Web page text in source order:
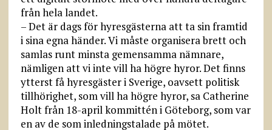
från hela landet.
– Det är dags för hyresgästerna att ta sin framtid
i sina egna händer. Vi måste organisera brett och
samlas runt minsta gemensamma nämnare,
nämligen att vi inte vill ha högre hyror. Det finns
ytterst få hyresgäster i Sverige, oavsett politisk
tillhörighet, som vill ha högre hyror, sa Catherine
Holt från 18-april kommittén i Göteborg, som var
en av de som inledningstalade på mötet.